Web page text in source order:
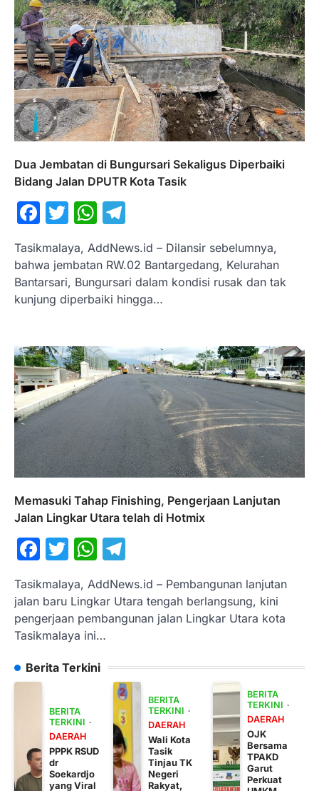
Dua Jembatan di Bungursari Sekaligus Diperbaiki
Bidang Jalan DPUTR Kota Tasik
Facebook
TwitterWhatsApp
Tasikmalaya, AddNews.id – Dilansir sebelumnya,
bahwa jembatan RW.02 Bantargedang, Kelurahan
Bantarsari, Bungursari dalam kondisi rusak dan tak
kunjung diperbaiki hingga…
Memasuki Tahap Finishing, Pengerjaan Lanjutan
Jalan Lingkar Utara telah di Hotmix
Facebook
TwitterWhatsApp
Tasikmalaya, AddNews.id – Pembangunan lanjutan
jalan baru Lingkar Utara tengah berlangsung, kini
pengerjaan pembangunan jalan Lingkar Utara kota
Tasikmalaya ini…
Berita Terkini
BERITA
TERKINI
DAERAH
PPPK RSUD
dr
Soekardjo
yang Viral
BERITA
TERKINI
DAERAH
Wali Kota
Tasik
Tinjau TK
Negeri
Rakyat,
BERITA
TERKINI
DAERAH
OJK
Bersama
TPAKD
Garut
Perkuat